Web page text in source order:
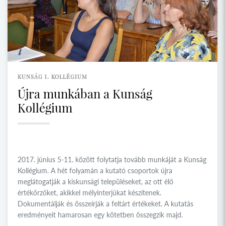
KUNSÁG I. KOLLÉGIUM
Újra munkában a Kunság
Kollégium
2017. június 5-11. között folytatja tovább munkáját a Kunság
Kollégium. A hét folyamán a kutató csoportok újra
meglátogatják a kiskunsági településeket, az ott élő
értékőrzőket, akikkel mélyinterjúkat készítenek.
Dokumentálják és összeírják a feltárt értékeket. A kutatás
eredményeit hamarosan egy kötetben összegzik majd.